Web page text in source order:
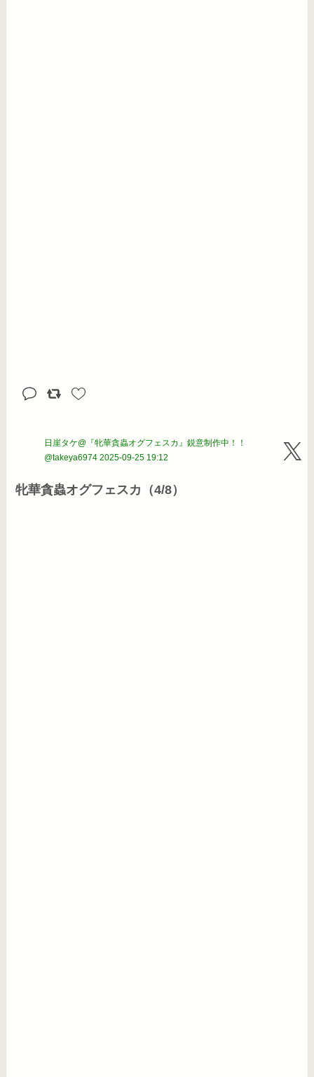
日崖タケ@『牝華貪蟲オグフェスカ』鋭意制作中！！
@takeya6974 2025-09-25 19:12
牝華貪蟲オグフェスカ（4/8）